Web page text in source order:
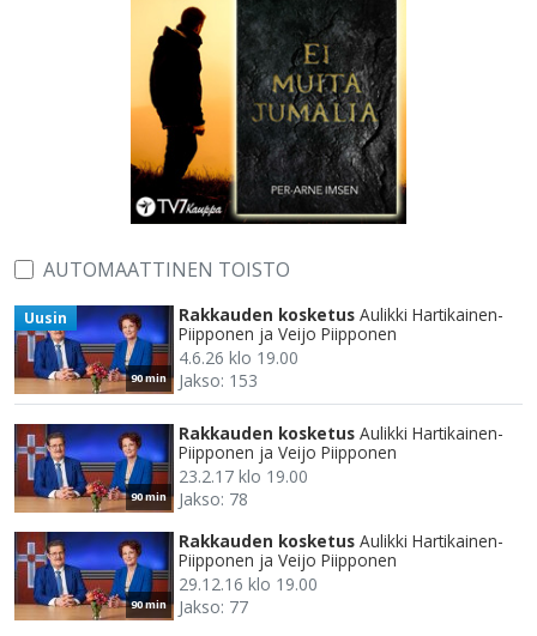
AUTOMAATTINEN TOISTO
90 min
Uusin Rakkauden kosketus Aulikki Hartikainen-
Piipponen ja Veijo Piipponen
4.6.26 klo 19.00
Jakso: 153
90 min
Rakkauden kosketus Aulikki Hartikainen-
Piipponen ja Veijo Piipponen
23.2.17 klo 19.00
Jakso: 78
90 min
Rakkauden kosketus Aulikki Hartikainen-
Piipponen ja Veijo Piipponen
29.12.16 klo 19.00
Jakso: 77